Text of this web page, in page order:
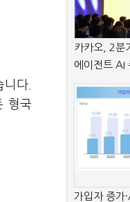
다.
형국
카카오, 2분
에이전트 AI
가입자 증가